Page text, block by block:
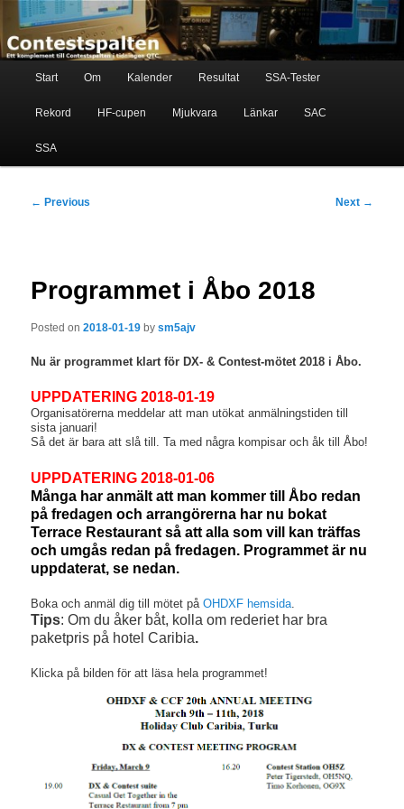
primary
content
Contestspalten
Ett komplement till contestspalten i tidningen QTC
Start Om Kalender Resultat SSA-Tester
Rekord HF-cupen Mjukvara Länkar SAC
SSA
Post
← Previous Next →
Programmet i Åbo 2018
Posted on2018-01-19 bysm5ajv
Nu är programmet klart för DX- & Contest-mötet 2018 i Åbo.
UPPDATERING 2018-01-19
Organisatörerna meddelar att man utökat anmälningstiden till
sista januari!
Så det är bara att slå till. Ta med några kompisar och åk till Åbo!
UPPDATERING 2018-01-06
Många har anmält att man kommer till Åbo redan
på fredagen och arrangörerna har nu bokat
Terrace Restaurant så att alla som vill kan träffas
och umgås redan på fredagen. Programmet är nu
uppdaterat, se nedan.
Boka och anmäl dig till mötet påOHDXF hemsida
Tips: Om du åker båt, kolla om rederiet har bra
paketpris på hotel Caribia.
Klicka på bilden för att läsa hela programmet!